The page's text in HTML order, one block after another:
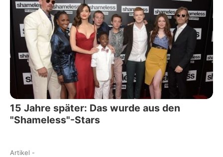
15 Jahre später: Das wurde aus den
"Shameless"-Stars
Artikel -